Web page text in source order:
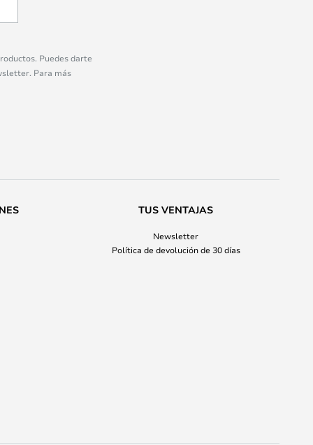
Puedes darte
Para más
TUS VENTAJAS
Newsletter
Política de devolución de 30 días